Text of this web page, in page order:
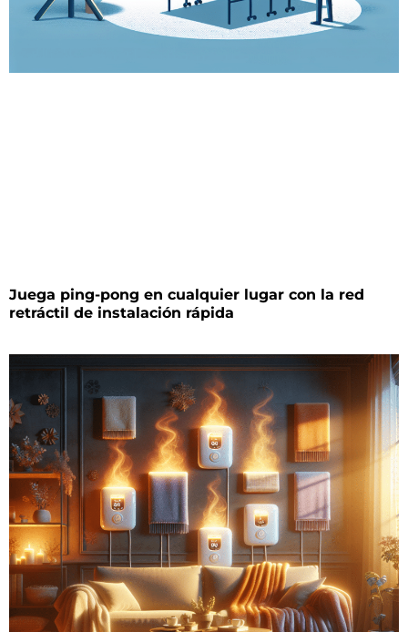
Juega ping-pong en cualquier lugar con la red
retráctil de instalación rápida